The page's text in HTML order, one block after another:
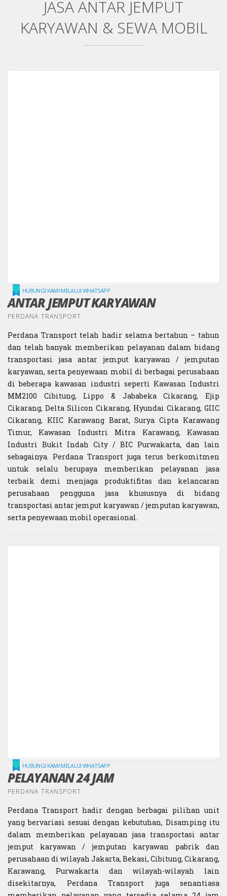
JASA ANTAR JEMPUT
KARYAWAN & SEWA MOBIL
HUBUNGI KAMI MELALUI WHATSAPP
ANTAR JEMPUT KARYAWAN
PERDANA TRANSPORT
Perdana Transport telah hadir selama bertahun – tahun
dan telah banyak memberikan pelayanan dalam bidang
transportasi jasa antar jemput karyawan / jemputan
karyawan, serta penyewaan mobil di berbagai perusahaan
di beberapa kawasan industri seperti Kawasan Industri
MM2100 Cibitung, Lippo & Jababeka Cikarang, Ejip
Cikarang, Delta Silicon Cikarang, Hyundai Cikarang, GIIC
Cikarang, KIIC Karawang Barat, Surya Cipta Karawang
Timur, Kawasan Industri Mitra Karawang, Kawasan
Industri Bukit Indah City / BIC Purwakarta, dan lain
sebagainya. Perdana Transport juga terus berkomitmen
untuk selalu berupaya memberikan pelayanan jasa
terbaik demi menjaga produktifitas dan kelancaran
perusahaan pengguna jasa khususnya di bidang
transportasi antar jemput karyawan / jemputan karyawan,
serta penyewaan mobil operasional.
HUBUNGI KAMI MELALUI WHATSAPP
PELAYANAN 24 JAM
PERDANA TRANSPORT
Perdana Transport hadir dengan berbagai pilihan unit
yang bervariasi sesuai dengan kebutuhan, Disamping itu
dalam memberikan pelayanan jasa transportasi antar
jemput karyawan / jemputan karyawan pabrik dan
perusahaan di wilayah Jakarta, Bekasi, Cibitung, Cikarang,
Karawang, Purwakarta dan wilayah-wilayah lain
disekitarnya, Perdana Transport juga senantiasa